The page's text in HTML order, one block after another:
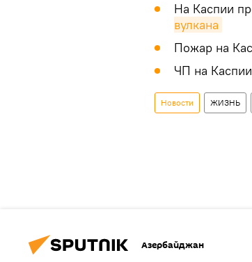
На Каспии
вулкана
Пожар на
ЧП на
Новости ЖИЗНЬ
Азербайджан